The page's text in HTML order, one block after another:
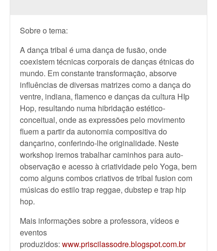
Sobre o tema:
A dança tribal é uma dança de fusão, onde
coexistem técnicas corporais de danças étnicas do
mundo. Em constante transformação, absorve
influências de diversas matrizes como a dança do
ventre, indiana, flamenco e danças da cultura HIp
Hop, resultando numa hibridação estético-
conceitual, onde as expressões pelo movimento
fluem a partir da autonomia compositiva do
dançarino, conferindo-lhe originalidade. Neste
workshop iremos trabalhar caminhos para auto-
observação e acesso à criatividade pelo Yoga, bem
como alguns combos criativos de tribal fusion com
músicas do estilo trap reggae, dubstep e trap hip
hop.
Mais informações sobre a professora, vídeos e
eventos
produzidos: www.priscilassodre.blogspot.com.br